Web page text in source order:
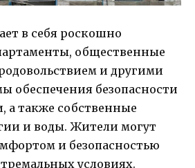
в себя роскошно
общественные
и другими
обеспечения безопасности
а также собственные
и воды. Жители могут
и безопасностью
условиях.